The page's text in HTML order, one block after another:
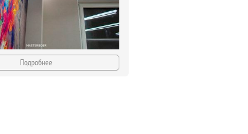
Подробнее